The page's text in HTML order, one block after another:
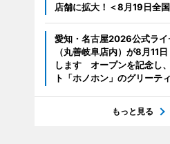
店舗に拡大！＜8月19日全
愛知・名古屋2026公式ライ
（丸善岐阜店内）が8月11
します オープンを記念し
ト「ホノホン」のグリーテ
もっと見る